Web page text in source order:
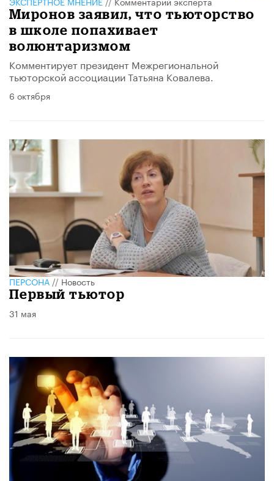
Миронов заявил, что тьюторство
в школе попахивает
волюнтаризмом
Комментирует президент Межрегиональной
тьюторской ассоциации Татьяна Ковалева.
6 октября
ПЕРСОНА//Новость
Первый тьютор
31 мая